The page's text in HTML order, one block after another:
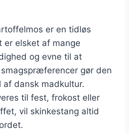
er en tidløs
er elsket af mange
og evne til at
gør den
dansk madkultur.
til fest, frokost eller
vil skinkestang altid